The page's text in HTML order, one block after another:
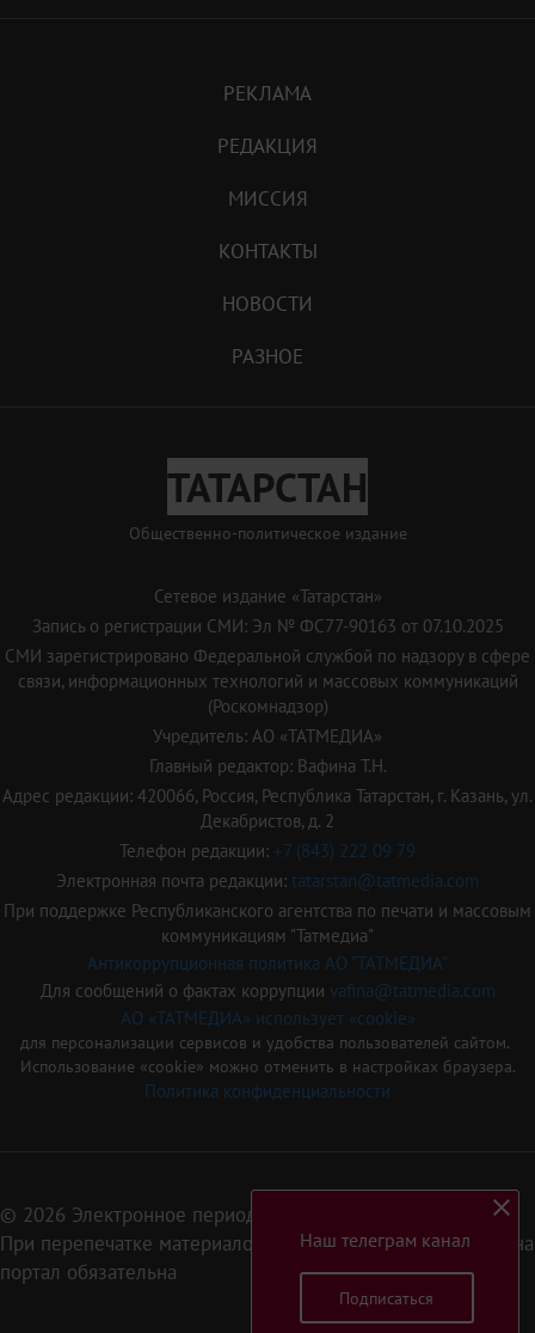
РЕКЛАМА
РЕДАКЦИЯ
МИССИЯ
КОНТАКТЫ
НОВОСТИ
РАЗНОЕ
ТАТАРСТАН
Общественно-политическое издание
Сетевое издание «Татарстан»
Запись о регистрации СМИ: Эл № ФС77-90163 от 07.10.2025
СМИ зарегистрировано Федеральной службой по надзору в сфере
связи, информационных технологий и массовых коммуникаций
(Роскомнадзор)
Учредитель: АО «ТАТМЕДИА»
Главный редактор: Вафина Т.Н.
Адрес редакции: 420066, Россия, Республика Татарстан, г. Казань, ул.
Декабристов, д. 2
Телефон редакции: +7 (843) 222 09 79
Электронная почта редакции: tatarstan@tatmedia.com
При поддержке Республиканского агентства по печати и массовым
коммуникациям "Татмедиа"
Антикоррупционная политика АО "ТАТМЕДИА"
Для сообщений о фактах коррупции vafina@tatmedia.com
АО «ТАТМЕДИА» использует «cookie»
для персонализации сервисов и удобства пользователей сайтом.
Использование «cookie» можно отменить в настройках браузера.
Политика конфиденциальности
© 2026 Электронное периодическое издание «Татарстан»
При перепечатке материалов или их фрагментов ссылка на
портал обязательна
Наш телеграм канал
Подписаться